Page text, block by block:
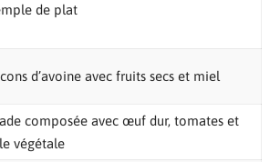
de plat
d’avoine avec fruits secs et miel
composée avec œuf dur, tomates et
végétale